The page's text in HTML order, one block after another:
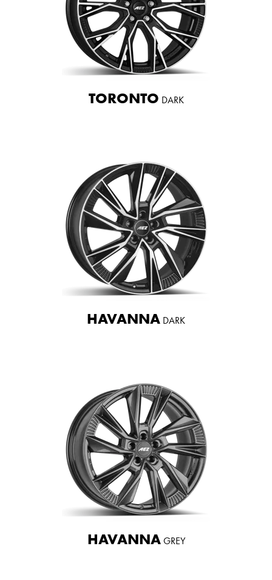
TORONTO DARK
HAVANNA DARK
HAVANNAGREY